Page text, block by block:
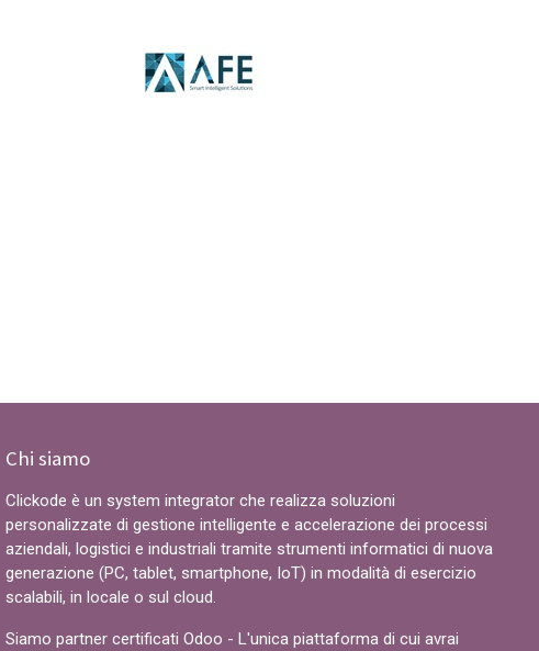
Chi siamo
Clickode è un system integrator che realizza soluzioni
personalizzate di gestione intelligente e accelerazione dei processi
aziendali, logistici e industriali tramite strumenti informatici di nuova
generazione (PC, tablet, smartphone, IoT) in modalità di esercizio
scalabili, in locale o sul cloud.
Siamo partner certificati Odoo - L'unica piattaforma di cui avrai